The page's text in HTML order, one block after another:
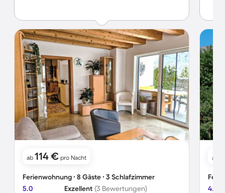
wieder, es hat uns einfach alles Überzeugt!:-)
ab 114 € pro Nacht
Ferienwohnung ∙ 8 Gäste ∙ 3 Schlafzimmer
5.0
Exzellent (3 Bewertungen)
ab
4.2